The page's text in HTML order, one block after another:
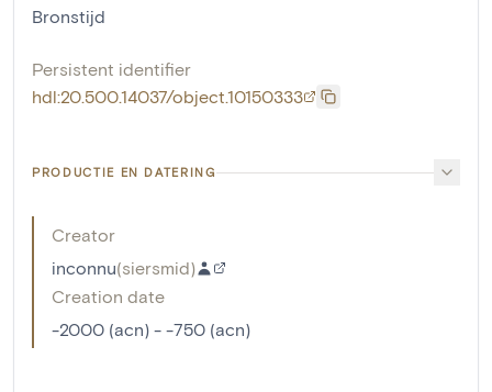
Bronstijd
Persistent identifier
hdl:20.500.14037/object.10150333
PRODUCTIE EN DATERING
Creator
inconnu(siersmid)
Creation date
-2000 (acn) - -750 (acn)